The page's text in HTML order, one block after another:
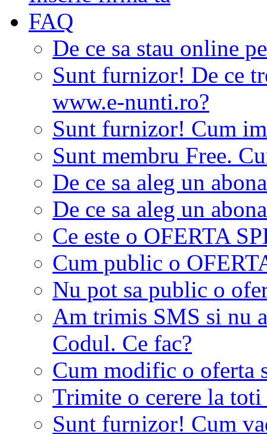
FAQ
De ce sa stau online
Sunt furnizor! De ce
www.e-nunti.ro?
Sunt furnizor! Cum
Sunt membru Free.
De ce sa aleg un
De ce sa aleg un
Ce este o OFERTA
Cum public o
Nu pot sa public o
Am trimis SMS si nu
Codul. Ce fac?
Cum modific o oferta
Trimite o cerere la
Sunt furnizor! Cum